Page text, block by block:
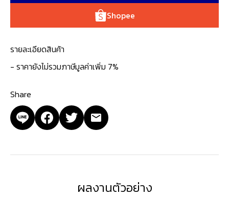
Shopee
รายละเอียดสินค้า
- ราคายังไม่รวมภาษีมูลค่าเพิ่ม 7%
Share
ผลงานตัวอย่าง